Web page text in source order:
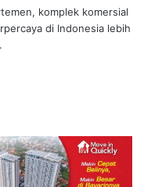
komplek komersial
di Indonesia lebih